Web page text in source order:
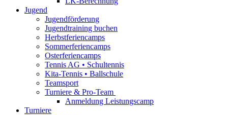
Jugend
Jugendförderung
Jugendtraining buchen
Herbstferiencamps
Sommerferiencamps
Osterferiencamps
Tennis AG • Schultennis
Kita-Tennis • Ballschule
Teamsport
Turniere & Pro-Team
Anmeldung Leistungscamp
Turniere